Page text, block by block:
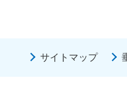
サイトマップ